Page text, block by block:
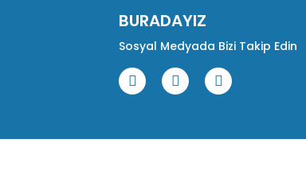
BURADAYIZ
Sosyal Medyada Bizi Takip Edin